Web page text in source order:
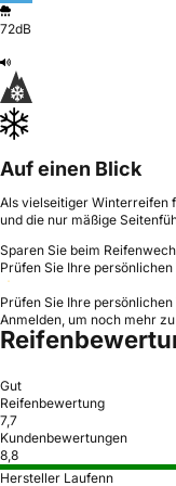
72dB
Auf einen Blick
Als vielseitiger Winterreifen
und die nur mäßige
Sparen Sie beim
Prüfen Sie Ihre
Prüfen Sie Ihre
Anmelden, um noch mehr
Gut
Reifenbewertung
7,7
Kundenbewertungen
8,8
Hersteller Laufenn